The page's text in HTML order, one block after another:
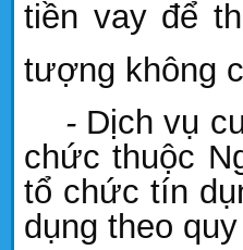
tiền vay để
tượng không
- Dịch vụ
chức thuộc
tổ chức tín
dụng theo